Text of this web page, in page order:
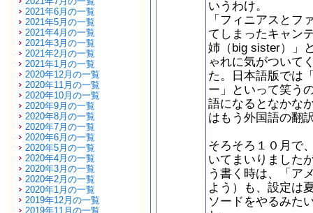
2021年6月の一覧
2021年5月の一覧
2021年4月の一覧
2021年3月の一覧
2021年2月の一覧
2021年1月の一覧
2020年12月の一覧
2020年11月の一覧
2020年10月の一覧
2020年9月の一覧
2020年8月の一覧
2020年7月の一覧
2020年6月の一覧
2020年5月の一覧
2020年4月の一覧
2020年3月の一覧
2020年2月の一覧
2020年1月の一覧
2019年12月の一覧
2019年11月の一覧
いうわけ。
「フィニアスとフ
てしまったキャン
姉（big sister）」
ゃれに気がついて
た。日本語版では
ー」といって笑う
語になるとなかな
はもう外国語の翻
そろそろ１０月で
いてまいりました
う書く時は、「ア
よう）も、設定は
ソードをやるみた